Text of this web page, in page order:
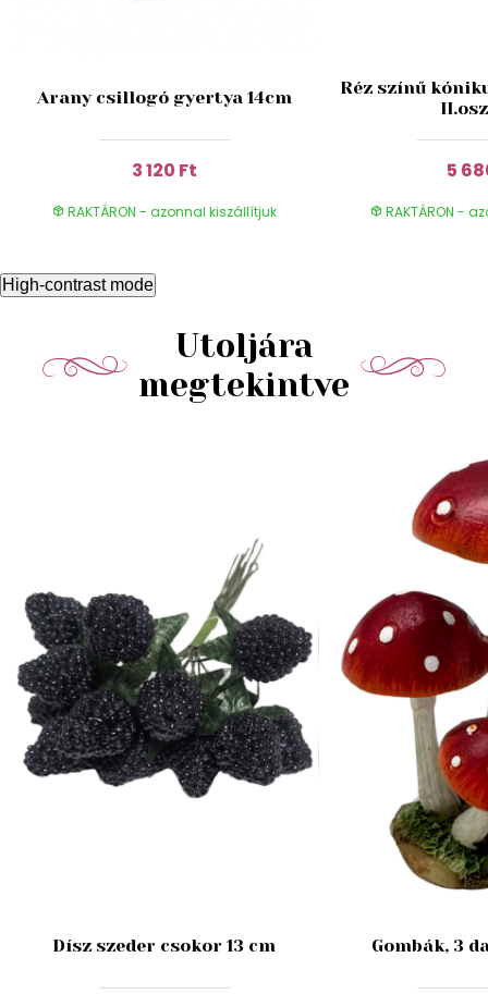
Arany csillogó gyertya 14cm
3 120 Ft
RAKTÁRON - azonnal kiszállítjuk
Réz színű
5
RAKTÁRON -
High-contrast mode
Utoljára
megtekintve
Dísz szeder csokor 13 cm Gombák, 3